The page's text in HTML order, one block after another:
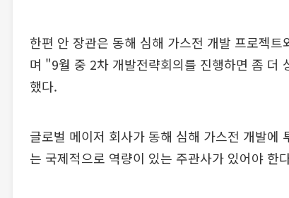
한편 안 장관은 동해 심해 가스전 개발 프로젝
며 "9월 중 2차 개발전략회의를 진행하면 좀 더
했다.
글로벌 메이저 회사가 동해 심해 가스전 개발에
는 국제적으로 역량이 있는 주관사가 있어야 한